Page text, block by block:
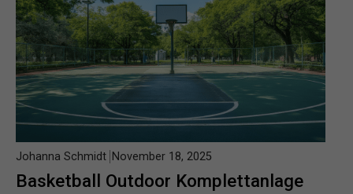
Basketball Outdoor Komplettanlage
Johanna Schmidt November 18, 2025